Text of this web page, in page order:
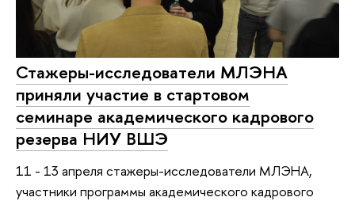
Стажеры-исследователи МЛЭНА
приняли участие в стартовом
семинаре академического кадрового
резерва НИУ ВШЭ
11 - 13 апреля стажеры-исследователи МЛЭНА,
участники программы академического кадрового